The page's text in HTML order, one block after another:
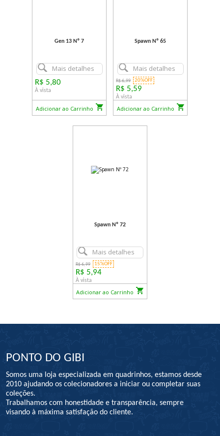
Gen 13 Nº 7
Mais detalhes
R$ 5,80
À vista
Adicionar ao Carrinho
Spawn Nº 65
Mais detalhes
R$ 6,99 20%OFF
R$ 5,59
À vista
Adicionar ao Carrinho
Spawn Nº 72
Mais detalhes
R$ 6,99 15%OFF
R$ 5,94
À vista
Adicionar ao Carrinho
PONTO DO GIBI
Somos uma loja especializada em quadrinhos, estamos desde
2010 ajudando os colecionadores a iniciar ou completar suas
coleções.
Trabalhamos com honestidade e transparência, sempre
visando à máxima satisfação do cliente.